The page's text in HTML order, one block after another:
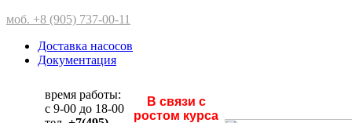
моб. +8 (905) 737-00-11
Доставка насосов
Документация
время работы:
с 9-00 до 18-00
В связи с
ростом курса